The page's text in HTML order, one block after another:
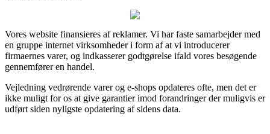
Vores website finansieres af reklamer. Vi har faste samarbejder med
en gruppe internet virksomheder i form af at vi introducerer
firmaernes varer, og indkasserer godtgørelse ifald vores besøgende
gennemfører en handel.
Vejledning vedrørende varer og e-shops opdateres ofte, men det er
ikke muligt for os at give garantier imod forandringer der muligvis er
udført siden nyligste opdatering af sidens data.